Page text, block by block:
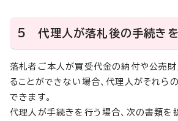
5 代理人が落札後の手続き
落札者ご本人が買受代金の納付や公売
ることができない場合、代理人がそれら
できます。
代理人が手続きを行う場合、次の書類を